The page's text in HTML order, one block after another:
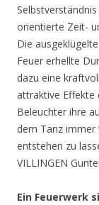
orientierte Zeit-
Die
Feuer erhellte
dazu eine
attraktive Effekte
Beleuchter ihre
dem Tanz immer
entstehen zu
VILLINGEN
Ein Feuerwerk